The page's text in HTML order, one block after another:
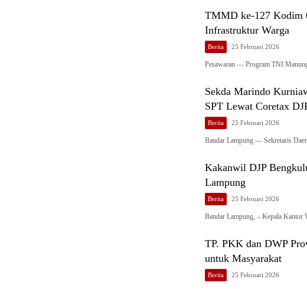
TMMD ke-127 Kodim
Infrastruktur Warga
Berita 25 Februari 2026
Pesawaran — Program TNI
Sekda Marindo
SPT Lewat Coretax
Berita 25 Februari 2026
Bandar Lampung — Sekretaris
Kakanwil DJP
Lampung
Berita 25 Februari 2026
Bandar Lampung, – Kepala
TP. PKK dan DWP
untuk Masyarakat
Berita 25 Februari 2026